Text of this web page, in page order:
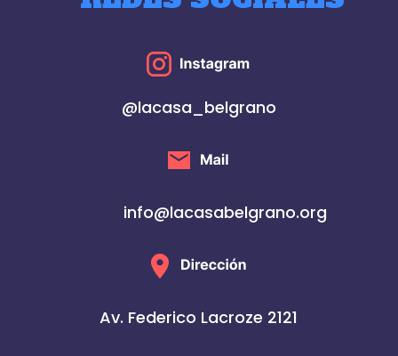
@lacasa_belgrano
info@lacasabelgrano.org
Av. Federico Lacroze 2121